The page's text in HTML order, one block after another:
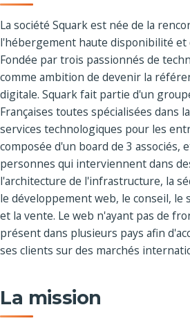
La société Squark est née de la
l'hébergement haute disponibilité et
Fondée par trois passionnés de
comme ambition de devenir la
digitale. Squark fait partie d'un
Françaises toutes spécialisées dans
services technologiques pour les
composée d'un board de 3 associés,
personnes qui interviennent dans
l'architecture de l'infrastructure, la
le développement web, le conseil,
et la vente. Le web n'ayant pas de
présent dans plusieurs pays afin
ses clients sur des marchés
La mission